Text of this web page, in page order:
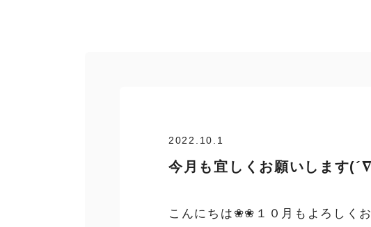
2022.10.1
今月も宜しくお願いします
こんにちは❀❀１０月もよろしく